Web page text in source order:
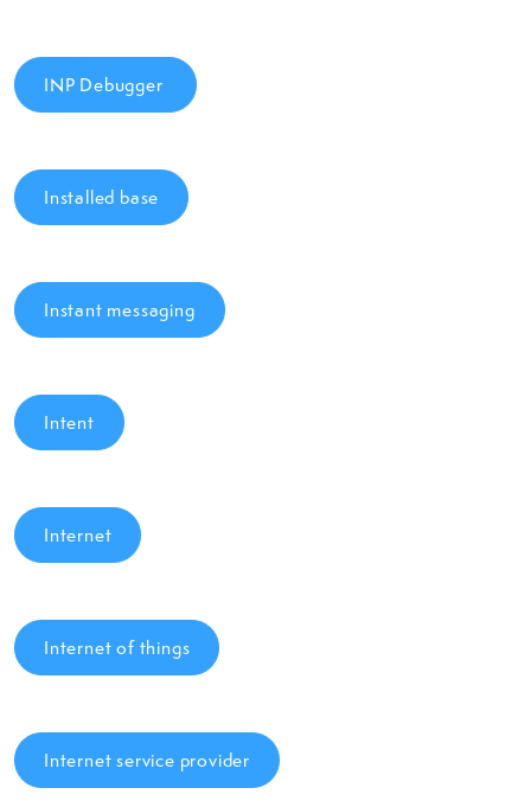
INP Debugger
Installed base
Instant messaging
Intent
Internet
Internet of things
Internet service provider